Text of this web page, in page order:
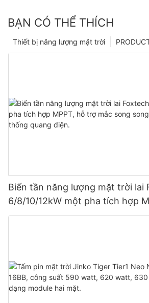
BẠN CÓ THỂ THÍCH
Thiết bị năng lượng mặt trời
Biến tần năng lượng mặt trời lai
6/8/10/12kW một pha tích hợp
song song 9 thiết bị cho hệ